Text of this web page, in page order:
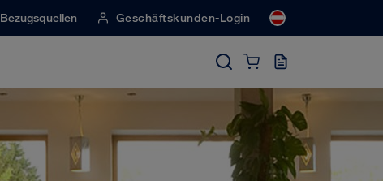
Bezugsquellen Geschäftskunden-Login